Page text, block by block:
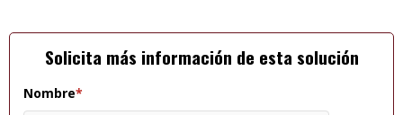
Solicita más información de esta solución
Nombre*